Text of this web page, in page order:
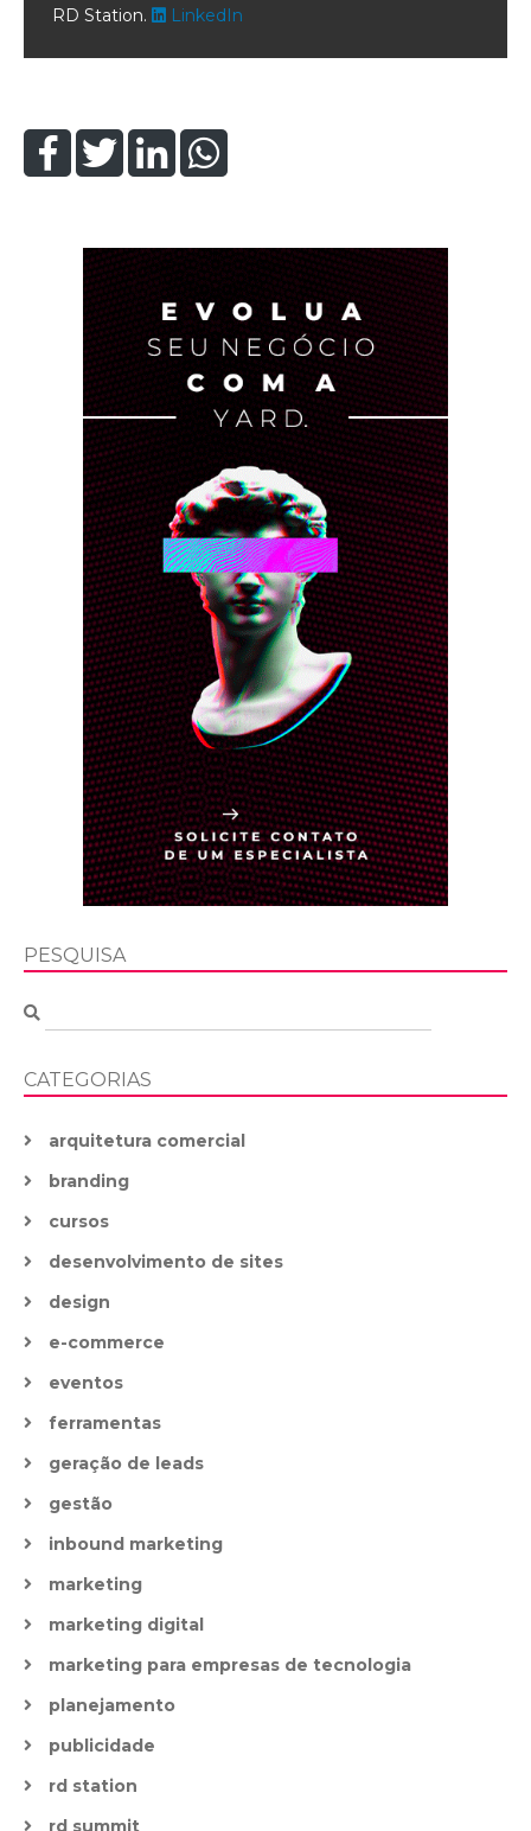
RD Station.
LinkedIn
PESQUISA
CATEGORIAS
arquitetura comercial
branding
cursos
desenvolvimento de sites
design
e-commerce
eventos
ferramentas
geração de leads
gestão
inbound marketing
marketing
marketing digital
marketing para empresas de tecnologia
planejamento
publicidade
rd station
rd summit